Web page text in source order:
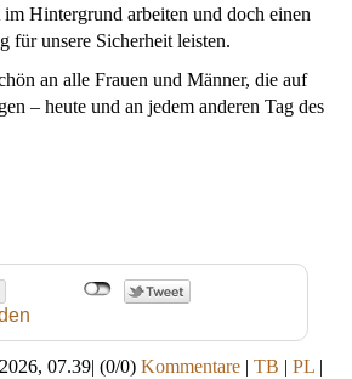
Hintergrund arbeiten und doch einen
für unsere Sicherheit leisten.
an alle Frauen und Männer, die auf
– heute und an jedem anderen Tag des
07.39| (0/0) Kommentare | TB | PL |